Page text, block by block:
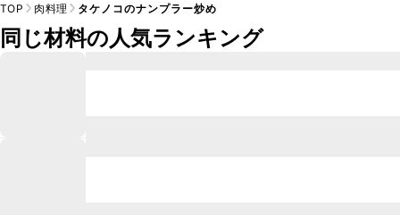
TOP 肉料理 タケノコのナンプラー炒め
同じ材料の人気ランキング